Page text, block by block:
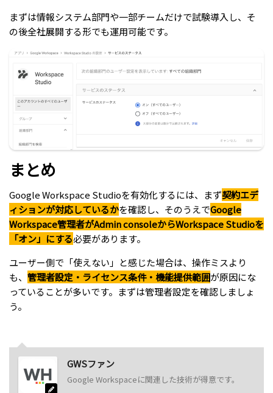
まずは情報システム部門や一部チームだけで試験導入し、そ
の後全社展開する形でも運用可能です。
まとめ
Google Workspace Studioを有効化するには、まず契約エデ
ィションが対応しているかを確認し、そのうえでGoogle
Workspace管理者がAdmin consoleからWorkspace Studioを
「オン」にする必要があります。
ユーザー側で「使えない」と感じた場合は、操作ミスより
も、 管理者設定・ライセンス条件・機能提供範囲が原因にな
っていることが多いです。まずは管理者設定を確認しましょ
う。
GWSファン
Google Workspaceに関連した技術が得意です。